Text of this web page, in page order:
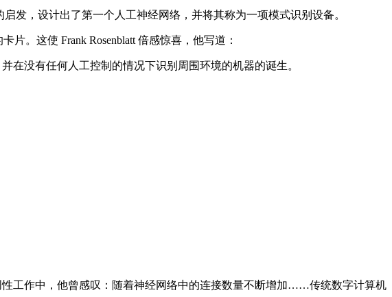
，设计出了第一个人工神经网络，并将其称为一项模式识别设备。
。这使 Frank Rosenblatt 倍感惊喜，他写道：
没有任何人工控制的情况下识别周围环境的机器的诞生。
工作中，他曾感叹：随着神经网络中的连接数量不断增加……传统数字计算机